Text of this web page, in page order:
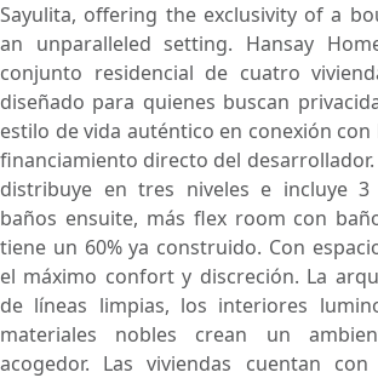
Sayulita, offering the exclusivity of a
an unparalleled setting. Hansay
conjunto residencial de cuatro
diseñado para quienes buscan
estilo de vida auténtico en conexión con
financiamiento directo del desarrollador.
distribuye en tres niveles e incluye
baños ensuite, más flex room con
tiene un 60% ya construido. Con
el máximo confort y discreción. La
de líneas limpias, los interiores
materiales nobles crean un
acogedor. Las viviendas cuentan